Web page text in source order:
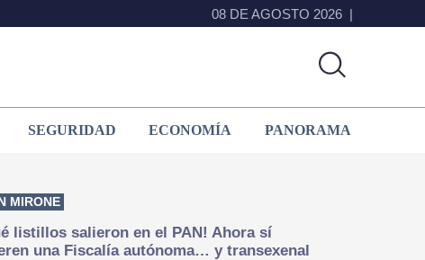
08 DE AGOSTO 2026
SEGURIDAD ECONOMÍA PANORAMA
MIRONE
listillos salieron en el PAN! Ahora sí
una Fiscalía autónoma… y transexenal